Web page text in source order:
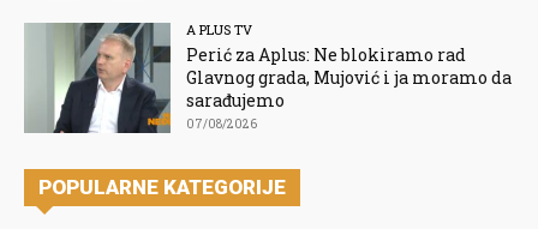
A PLUS TV
Perić za Aplus: Ne blokiramo rad
Glavnog grada, Mujović i ja moramo da
sarađujemo
07/08/2026
POPULARNE KATEGORIJE